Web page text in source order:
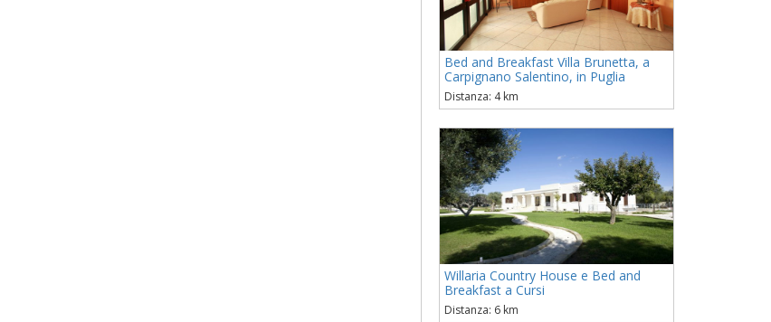
Bed and Breakfast Villa Brunetta, a
Carpignano Salentino, in Puglia
Distanza: 4 km
Willaria Country House e Bed and
Breakfast a Cursi
Distanza: 6 km